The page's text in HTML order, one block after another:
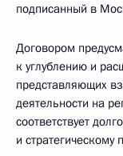
подписанный в
Договором
к углублению и
представляющих
деятельности на
соответствует
и стратегическому